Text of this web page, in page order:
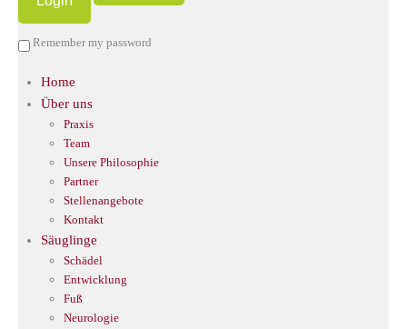
Remember my password
Home
Über uns
Praxis
Team
Unsere Philosophie
Partner
Stellenangebote
Kontakt
Säuglinge
Schädel
Entwicklung
Fuß
Neurologie